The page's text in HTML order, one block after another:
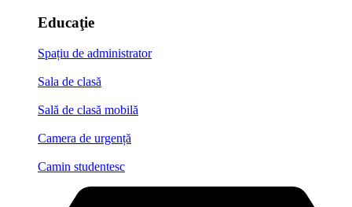
Educaţie
Spațiu de administrator
Sala de clasă
Sală de clasă mobilă
Camera de urgență
Camin studentesc